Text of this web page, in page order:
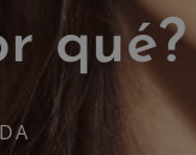
qué?